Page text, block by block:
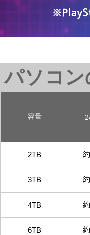
パソコン
容量
2TB 約
3TB 約
4TB 約
6TB 約